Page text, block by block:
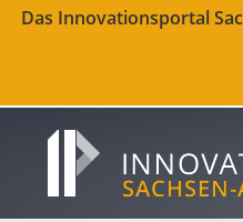
Das Innovationsportal